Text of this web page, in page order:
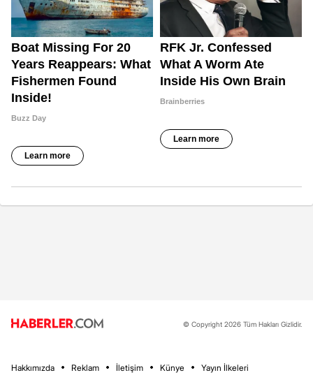
© Copyright 2026 Tüm Hakları Gizlidir.
Hakkımızda Reklam İletişim Künye Yayın İlkeleri